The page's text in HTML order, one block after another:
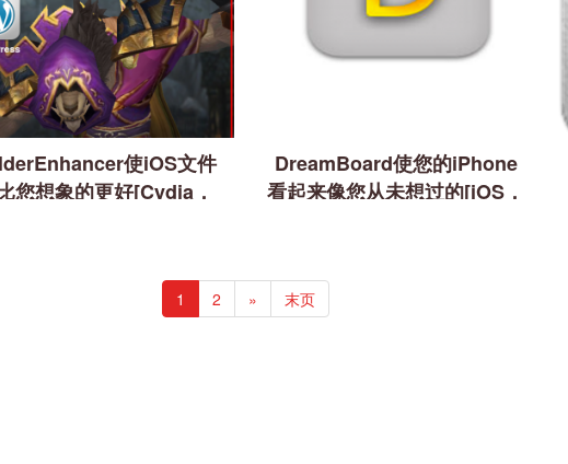
使iOS文件
您想象的更好[Cydia，
DreamBoard使您的iPhone
看起来像您从未想过的[iOS，
1 2 » 末页